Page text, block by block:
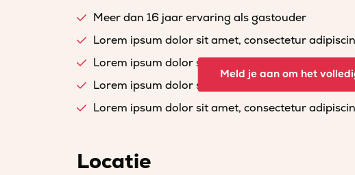
Meer dan 16 jaar ervaring als gastouder
Lorem ipsum dolor sit amet, consectetur
Lorem ipsum dolor sit amet, consectetur
Lorem ipsum dolor sit amet, consectetur
Lorem ipsum dolor sit amet, consectetur
Meld je aan om het
Locatie